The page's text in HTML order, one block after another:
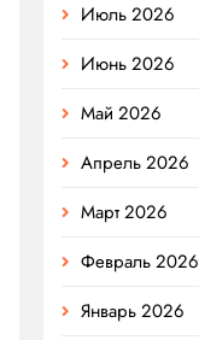
Июль 2026
Июнь 2026
Май 2026
Апрель 2026
Март 2026
Февраль 2026
Январь 2026